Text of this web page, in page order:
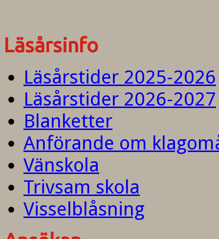
Läsårsinfo
Läsårstider 2025-2026
Läsårstider 2026-2027
Blanketter
Anförande om
Vänskola
Trivsam skola
Visselblåsning